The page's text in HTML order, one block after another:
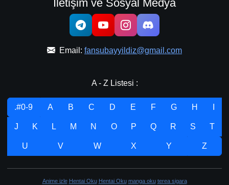
İletişim ve Sosyal Medya
Email: fansubayyildiz@gmail.com
A - Z Listesi :
.#0-9 A B C D E F G H
J K L M N O P Q R S T
U V W X Y Z
Anime izle Hentai Oku Hentai Oku manga oku terea sigara